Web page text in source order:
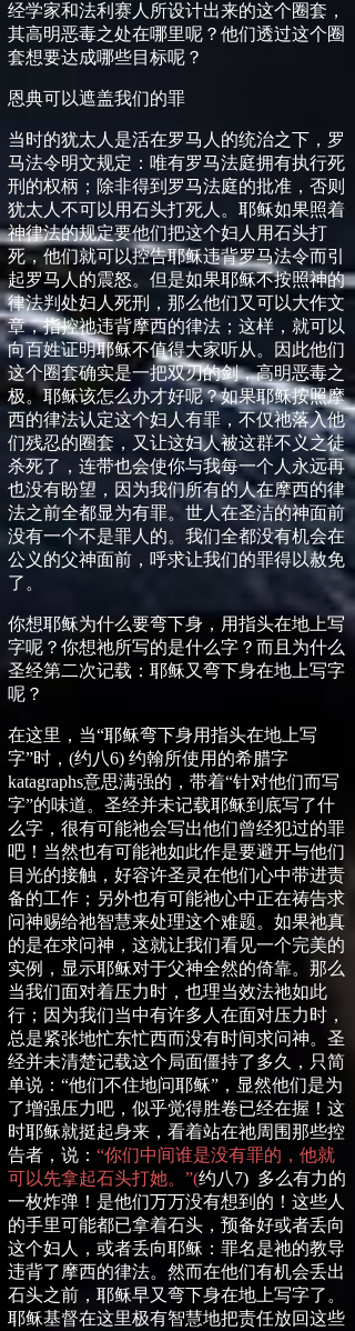
经学家和法利赛人所设计出来的这个圈套，
其高明恶毒之处在哪里呢？他们透过这个圈
套想要达成哪些目标呢？
恩典可以遮盖我们的罪
当时的犹太人是活在罗马人的统治之下，罗
马法令明文规定：唯有罗马法庭拥有执行死
刑的权柄；除非得到罗马法庭的批准，否则
犹太人不可以用石头打死人。耶稣如果照着
神律法的规定要他们把这个妇人用石头打
死，他们就可以控告耶稣违背罗马法令而引
起罗马人的震怒。但是如果耶稣不按照神的
律法判处妇人死刑，那么他们又可以大作文
章，指控祂违背摩西的律法；这样，就可以
向百姓证明耶稣不值得大家听从。因此他们
这个圈套确实是一把双刃的剑，高明恶毒之
极。耶稣该怎么办才好呢？如果耶稣按照摩
西的律法认定这个妇人有罪，不仅祂落入他
们残忍的圈套，又让这妇人被这群不义之徒
杀死了，连带也会使你与我每一个人永远再
也没有盼望，因为我们所有的人在摩西的律
法之前全都显为有罪。世人在圣洁的神面前
没有一个不是罪人的。我们全都没有机会在
公义的父神面前，呼求让我们的罪得以赦免
了。
你想耶稣为什么要弯下身，用指头在地上写
字呢？你想祂所写的是什么字？而且为什么
圣经第二次记载：耶稣又弯下身在地上写字
呢？
在这里，当“耶稣弯下身用指头在地上写
字”时， (约八6) 约翰所使用的希腊字
katagraphs意思满强的，带着“针对他们而写
字”的味道。圣经并未记载耶稣到底写了什
么字，很有可能祂会写出他们曾经犯过的罪
吧！当然也有可能祂如此作是要避开与他们
目光的接触，好容许圣灵在他们心中带进责
备的工作；另外也有可能祂心中正在祷告求
问神赐给祂智慧来处理这个难题。如果祂真
的是在求问神，这就让我们看见一个完美的
实例，显示耶稣对于父神全然的倚靠。那么
当我们面对着压力时，也理当效法祂如此
行；因为我们当中有许多人在面对压力时，
总是紧张地忙东忙西而没有时间求问神。圣
经并未清楚记载这个局面僵持了多久，只简
单说：“他们不住地问耶稣”，显然他们是为
了增强压力吧，似乎觉得胜卷已经在握！这
时耶稣就挺起身来，看着站在祂周围那些控
告者，说： “你们中间谁是没有罪的，他就
可以先拿起石头打她。”(约八 7) 多么有力的
一枚炸弹！是他们万万没有想到的！这些人
的手里可能都已拿着石头，预备好或者丢向
这个妇人，或者丢向耶稣：罪名是祂的教导
违背了摩西的律法。然而在他们有机会丢出
石头之前，耶稣早又弯下身在地上写字了。
耶稣基督在这里极有智慧地把责任放回这些